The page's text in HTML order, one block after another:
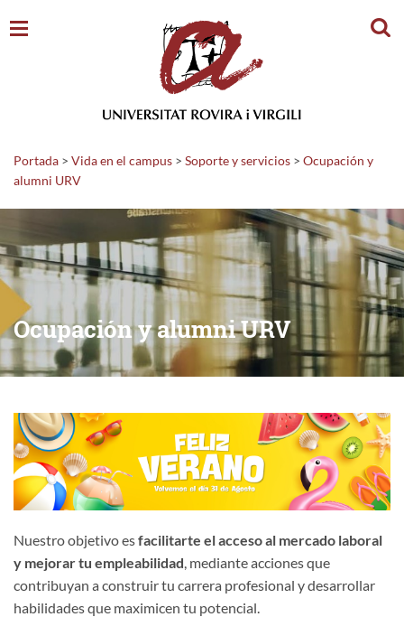
Portada > Vida en el campus > Soporte y servicios > Ocupación y
alumni URV
Ocupación y alumni URV
Nuestro objetivo esfacilitarte el acceso al mercado laboral
y mejorar tu empleabilidad , mediante acciones que
contribuyan a construir tu carrera profesional y desarrollar
habilidades que maximicen tu potencial.